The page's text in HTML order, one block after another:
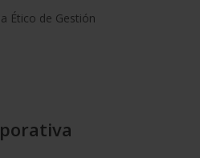
Ético de Gestión